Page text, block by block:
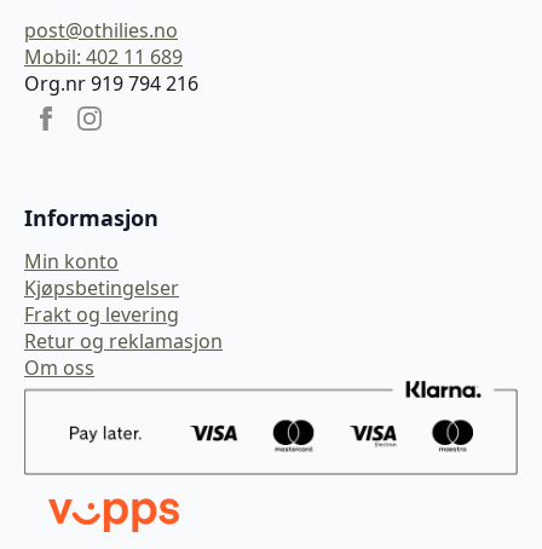
post@othilies.no
Mobil: 402 11 689
Org.nr 919 794 216
Informasjon
Min konto
Kjøpsbetingelser
Frakt og levering
Retur og reklamasjon
Om oss